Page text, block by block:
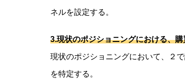
ネルを設定する。
3.現状のポジショニングにおける、
現状のポジショニングにおいて、２
を特定する。